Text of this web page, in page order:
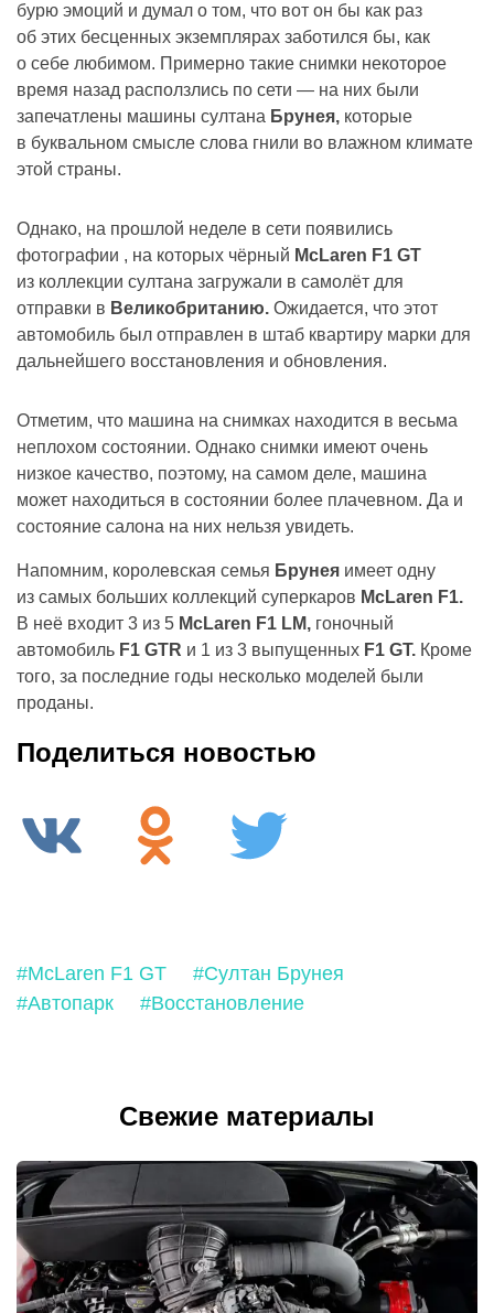
бурю эмоций и думал о том, что вот он бы как раз
об этих бесценных экземплярах заботился бы, как
о себе любимом. Примерно такие снимки некоторое
время назад расползлись по сети — на них были
запечатлены машины султана Брунея, которые
в буквальном смысле слова гнили во влажном климате
этой страны.
Однако, на прошлой неделе в сети появились
фотографии , на которых чёрный McLaren F1 GT
из коллекции султана загружали в самолёт для
отправки в Великобританию. Ожидается, что этот
автомобиль был отправлен в штаб квартиру марки для
дальнейшего восстановления и обновления.
Отметим, что машина на снимках находится в весьма
неплохом состоянии. Однако снимки имеют очень
низкое качество, поэтому, на самом деле, машина
может находиться в состоянии более плачевном. Да и
состояние салона на них нельзя увидеть.
Напомним, королевская семья Брунея имеет одну
из самых больших коллекций суперкаров McLaren F1.
В неё входит 3 из 5 McLaren F1 LM, гоночный
автомобиль F1 GTR и 1 из 3 выпущенных F1 GT. Кроме
того, за последние годы несколько моделей были
проданы.
Поделиться новостью
#McLaren F1 GT
#Султан Брунея
#Автопарк
#Восстановление
Свежие материалы